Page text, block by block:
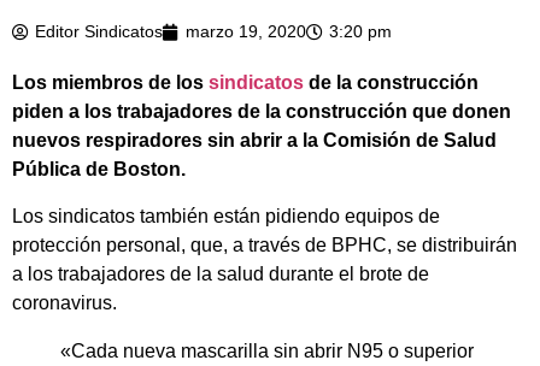
Editor Sindicatos marzo 19, 2020 3:20 pm
Los miembros de los sindicatos de la construcción
piden a los trabajadores de la construcción que donen
nuevos respiradores sin abrir a la Comisión de Salud
Pública de Boston.
Los sindicatos también están pidiendo equipos de
protección personal, que, a través de BPHC, se distribuirán
a los trabajadores de la salud durante el brote de
coronavirus.
«Cada nueva mascarilla sin abrir N95 o superior